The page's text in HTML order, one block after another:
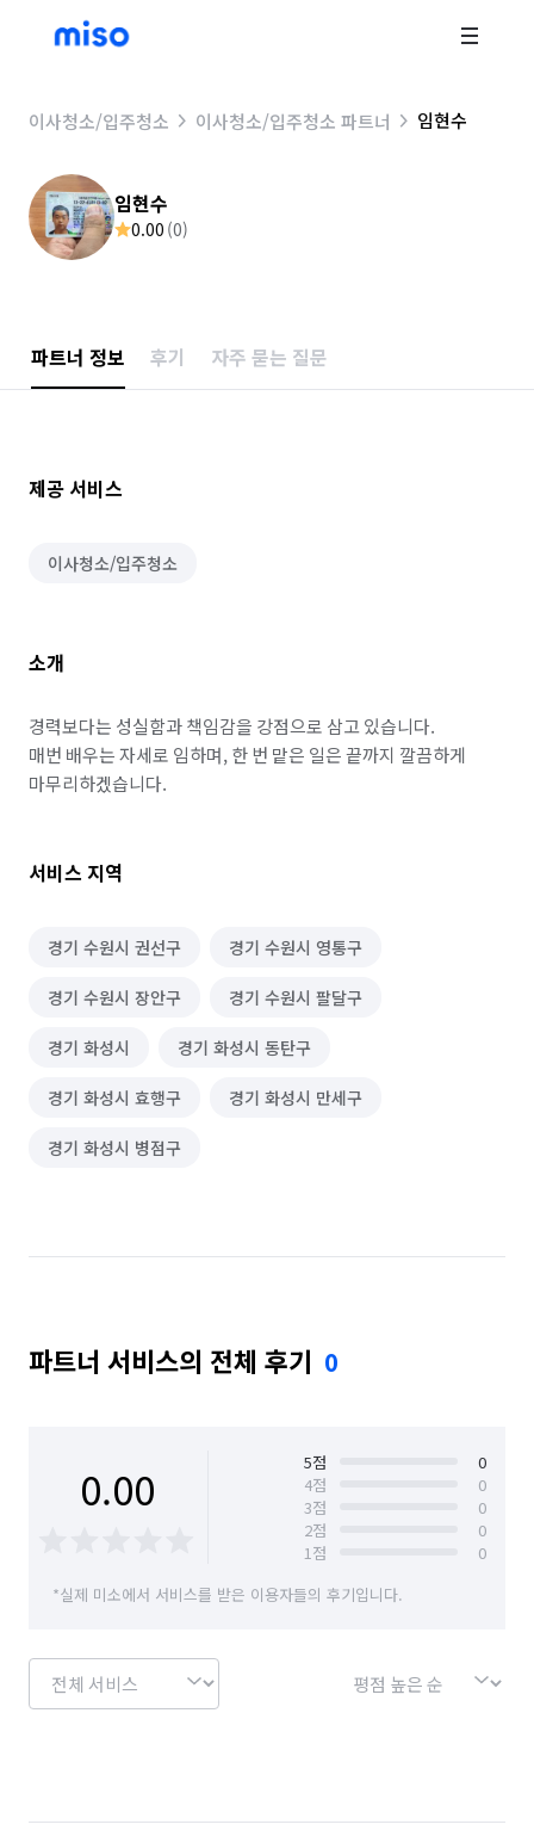
이사청소/입주청소 이사청소/입주청소 파트너 임현수
임현수
0.00 (0)
파트너 정보 후기 자주 묻는 질문
제공 서비스
이사청소/입주청소
소개
경력보다는 성실함과 책임감을 강점으로 삼고 있습니다.
매번 배우는 자세로 임하며, 한 번 맡은 일은 끝까지 깔끔하게
마무리하겠습니다.
서비스 지역
경기 수원시 권선구 경기 수원시 영통구
경기 수원시 장안구 경기 수원시 팔달구
경기 화성시 경기 화성시 동탄구
경기 화성시 효행구 경기 화성시 만세구
경기 화성시 병점구
파트너 서비스의 전체 후기 0
0.00 5점
0
4점
0
3점
0
2점
0
1점
0
*실제 미소에서 서비스를 받은 이용자들의 후기입니다.